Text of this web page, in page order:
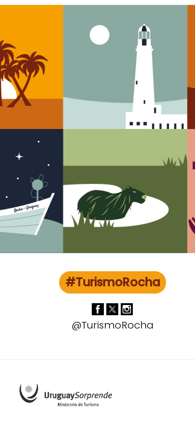
#TurismoRocha
@TurismoRocha